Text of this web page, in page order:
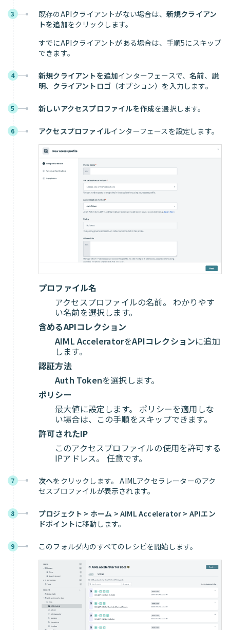
3 既存のAPIクライアントがない場合は、 新規クライアン
トを追加をクリックします。
すでにAPIクライアントがある場合は、手順5にスキップ
できます。
4 新規クライアントを追加インターフェースで、名前、 説
明、 クライアントロゴ （オプション）を入力します。
5 新しいアクセスプロファイルを作成を選択します。
6 アクセスプロファイルインターフェースを設定します。
プロファイル名
アクセスプロファイルの名前。 わかりやす
い名前を選択します。
含めるAPIコレクション
AIML AcceleratorをAPIコレクションに追加
します。
認証方法
Auth Tokenを選択します。
ポリシー
最大値に設定します。 ポリシーを適用しな
い場合は、この手順をスキップできます。
許可されたIP
このアクセスプロファイルの使用を許可する
IPアドレス。 任意です。
7 次へをクリックします。 AIMLアクセラレーターのアク
セスプロファイルが表示されます。
8
プロジェクト > ホーム > AIML Accelerator > APIエン
ドポイントに移動します。
9 このフォルダ内のすべてのレシピを開始します。